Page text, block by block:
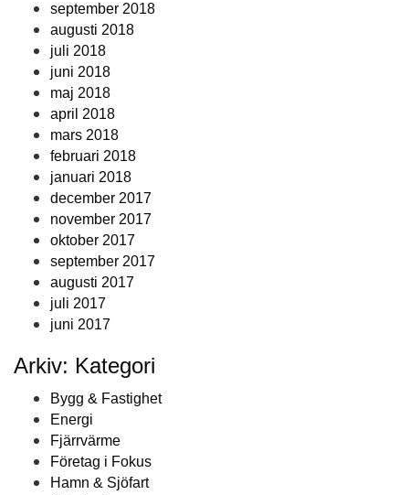
september 2018
augusti 2018
juli 2018
juni 2018
maj 2018
april 2018
mars 2018
februari 2018
januari 2018
december 2017
november 2017
oktober 2017
september 2017
augusti 2017
juli 2017
juni 2017
Arkiv: Kategori
Bygg & Fastighet
Energi
Fjärrvärme
Företag i Fokus
Hamn & Sjöfart